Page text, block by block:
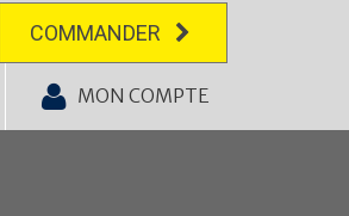
COMMANDER
MON COMPTE